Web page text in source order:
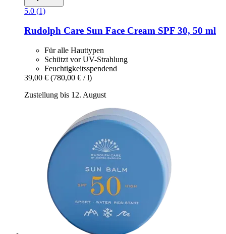
5.0 (1)
Rudolph Care Sun Face Cream SPF 30, 50 ml
Für alle Hauttypen
Schützt vor UV-Strahlung
Feuchtigkeitsspendend
39,00 € (780,00 € / l)
Zustellung bis 12. August